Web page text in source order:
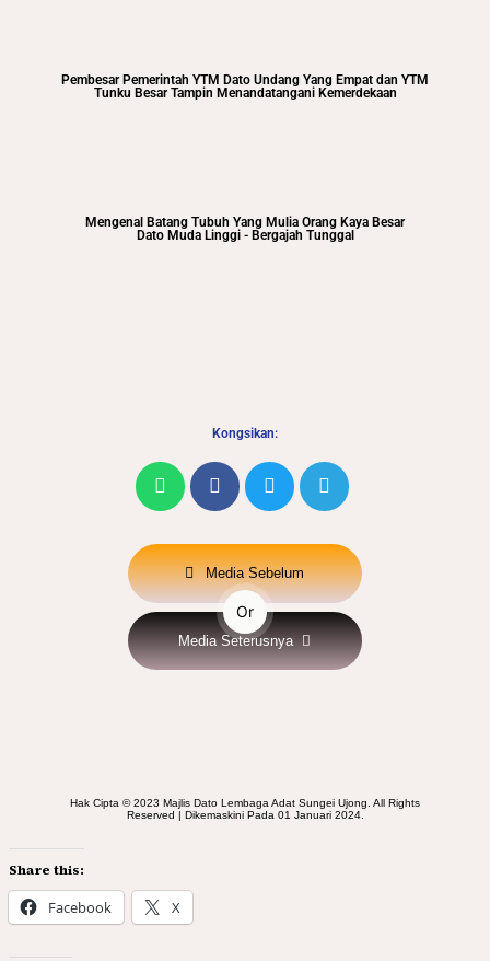
Pembesar Pemerintah YTM Dato Undang Yang Empat dan YTM
Tunku Besar Tampin Menandatangani Kemerdekaan
Mengenal Batang Tubuh Yang Mulia Orang Kaya Besar
Dato Muda Linggi - Bergajah Tunggal
Kongsikan:
Media Sebelum
Or
Media Seterusnya
Hak Cipta © 2023 Majlis Dato Lembaga Adat Sungei Ujong. All Rights
Reserved | Dikemaskini Pada 01 Januari 2024.
Share this:
Facebook X